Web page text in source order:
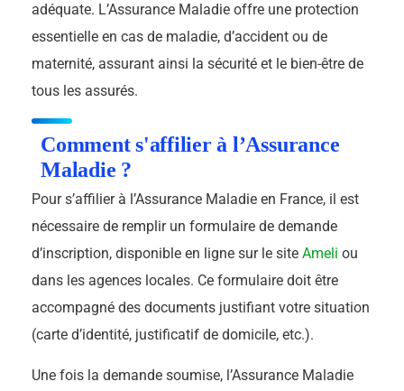
adéquate. L’Assurance Maladie offre une protection
essentielle en cas de maladie, d’accident ou de
maternité, assurant ainsi la sécurité et le bien-être de
tous les assurés.
Comment s'affilier à l’Assurance
Maladie ?
Pour s’affilier à l’Assurance Maladie en France, il est
nécessaire de remplir un formulaire de demande
d’inscription, disponible en ligne sur le site Ameli ou
dans les agences locales. Ce formulaire doit être
accompagné des documents justifiant votre situation
(carte d’identité, justificatif de domicile, etc.).
Une fois la demande soumise, l’Assurance Maladie